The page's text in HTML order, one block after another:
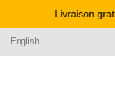
Livraison
English